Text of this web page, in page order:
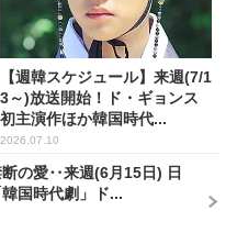
【週韓スケジュール】来週(7/1
3～)放送開始！ド・ギョンス
初主演作ほか韓国時代...
2026.07.10
の愛‥来週(6月15日) 日
国時代劇」ド...